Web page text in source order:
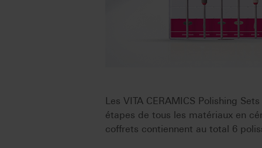
Les VITA CERAMICS Polishing
étapes de tous les matériaux en
coffrets contiennent au total 6